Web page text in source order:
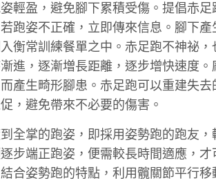
輕盈，避免腳下累積受傷。提倡赤
跑姿不正確，立即傳來信息。腳下
衡常訓練餐單之中。赤足跑不神祕
進，逐漸増長距離，逐步增快速度
產生畸形腳患。赤足跑可以重建失
，避免帶來不必要的傷害。
全掌的跑姿，即採用姿勢跑的跑友
步端正跑姿，便需較長時間適應，
合姿勢跑的特點，利用髖關節平行